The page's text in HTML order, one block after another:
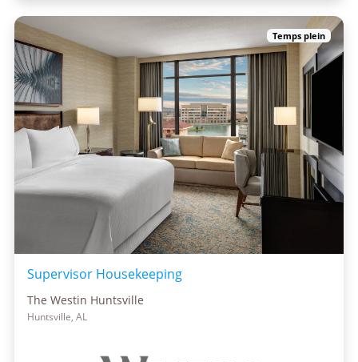
Temps plein
Supervisor Housekeeping
The Westin Huntsville
Huntsville, AL